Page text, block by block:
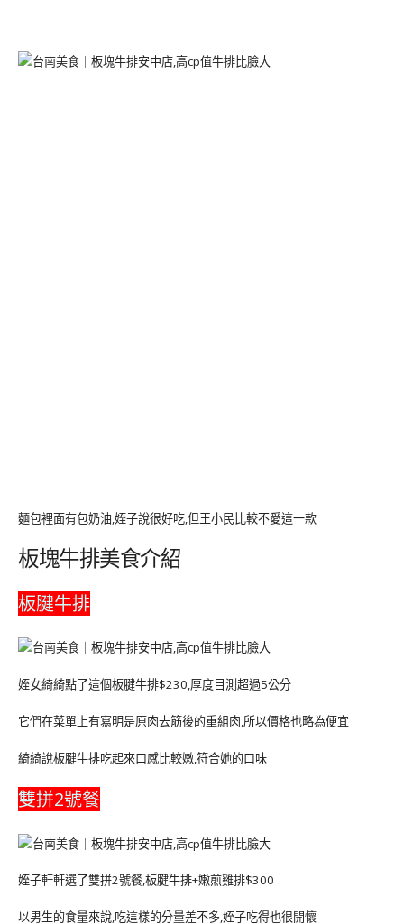
麵包裡面有包奶油,姪子說很好吃,但王小民比較不愛這一款
板塊牛排美食介紹
板腱牛排
姪女綺綺點了這個板腱牛排$230,厚度目測超過5公分
它們在菜單上有寫明是原肉去筋後的重組肉,所以價格也略為便宜
綺綺說板腱牛排吃起來口感比較嫩,符合她的口味
雙拼2號餐
姪子軒軒選了雙拼2號餐,板腱牛排+嫩煎雞排$300
以男生的食量來說,吃這樣的分量差不多,姪子吃得也很開懷